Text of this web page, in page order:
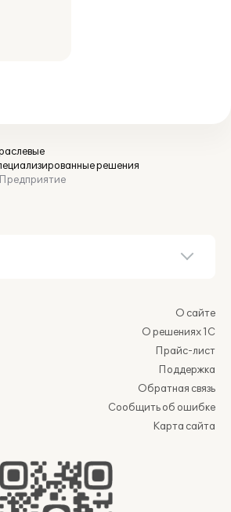
решения
О сайте
О решениях 1С
Прайс-лист
Поддержка
Обратная связь
Сообщить об ошибке
Карта сайта